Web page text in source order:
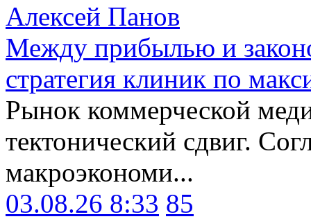
Алексей Панов
Между прибылью и
стратегия клиник по
Рынок коммерческой
тектонический сдвиг.
макроэкономи...
03.08.26 8:33 85